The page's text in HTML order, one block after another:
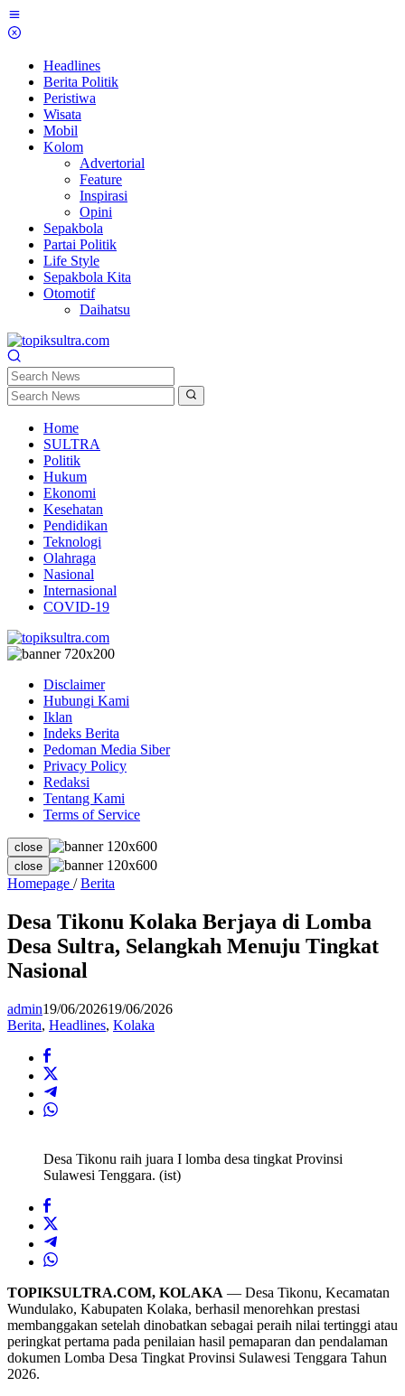
Skip
to
Headlines
Berita Politik
Peristiwa
Wisata
Mobil
Kolom
Advertorial
Feature
Inspirasi
Opini
Sepakbola
Partai Politik
Life Style
Sepakbola Kita
Otomotif
Daihatsu
Home
SULTRA
Politik
Hukum
Ekonomi
Kesehatan
Pendidikan
Teknologi
Olahraga
Nasional
Internasional
COVID-19
Disclaimer
Hubungi Kami
Iklan
Indeks Berita
Pedoman Media Siber
Privacy Policy
Redaksi
Tentang Kami
Terms of Service
close
close
Homepage / Berita
Kolaka
Berjaya
di
Selangkah
Menuju
Desa Tikonu Kolaka Berjaya di Lomba
Desa Sultra, Selangkah Menuju Tingkat
Nasional
admin19/06/202619/06/2026
Berita, Headlines, Kolaka
Desa Tikonu raih juara I lomba desa tingkat Provinsi
Sulawesi Tenggara. (ist)
TOPIKSULTRA.COM, KOLAKA — Desa Tikonu, Kecamatan
Wundulako, Kabupaten Kolaka, berhasil menorehkan prestasi
membanggakan setelah dinobatkan sebagai peraih nilai tertinggi atau
peringkat pertama pada penilaian hasil pemaparan dan pendalaman
dokumen Lomba Desa Tingkat Provinsi Sulawesi Tenggara Tahun
2026.